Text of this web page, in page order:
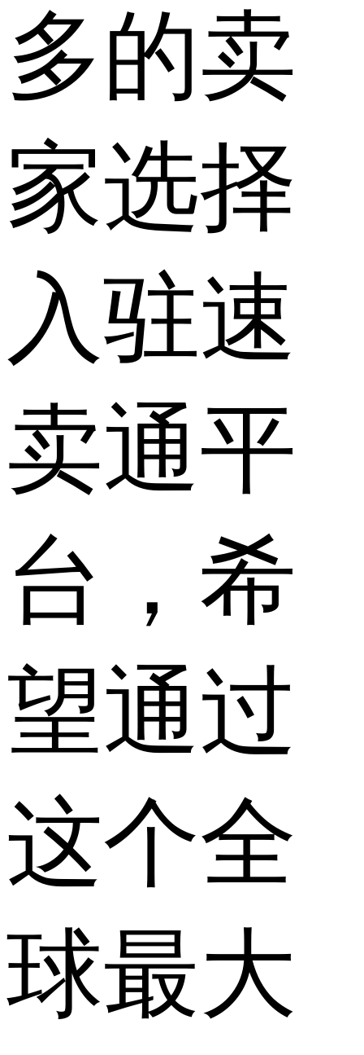
多的卖
家选择
入驻速
卖通平
台，希
望通过
这个全
球最大